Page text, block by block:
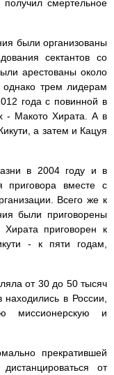
смертельное
были организованы
сектантов со
арестованы около
однако трем лидерам
года с повинной в
- Макото Хирата. А в
а затем и Кацуя
в 2004 году и в
приговора вместе с
Всего же к
были приговорены
приговорен к
- к пяти годам,
от 30 до 50 тысяч
в России,
миссионерскую и
прекратившей
от